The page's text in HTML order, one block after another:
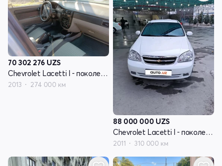
70 302 276 UZS
Chevrolet Lacetti I - поколение
2013 274 000 км
88 000 000 UZS
Chevrolet Lacetti I - поколение
2011 310 000 км